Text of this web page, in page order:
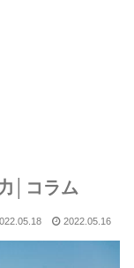
│コラム
2022.05.16